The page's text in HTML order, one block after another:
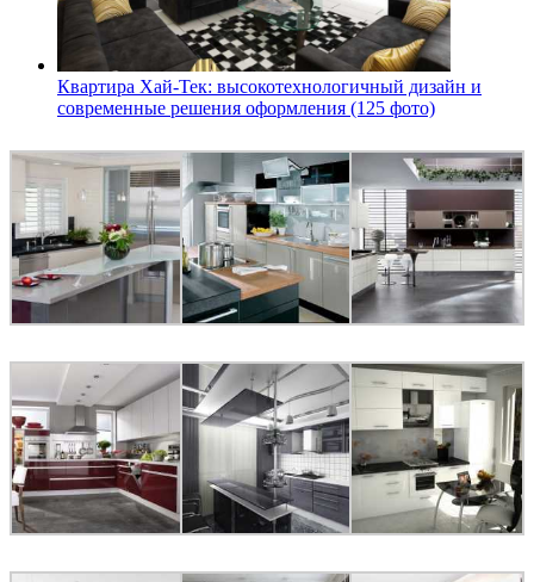
Квартира Хай-Тек: высокотехнологичный дизайн и
современные решения оформления (125 фото)